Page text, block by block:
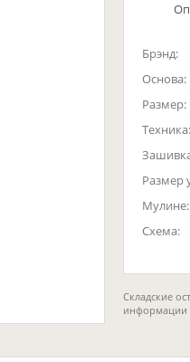
Брэнд:
Основа:
Размер:
Техника:
Размер
Мулине:
Схема:
Складские
информации